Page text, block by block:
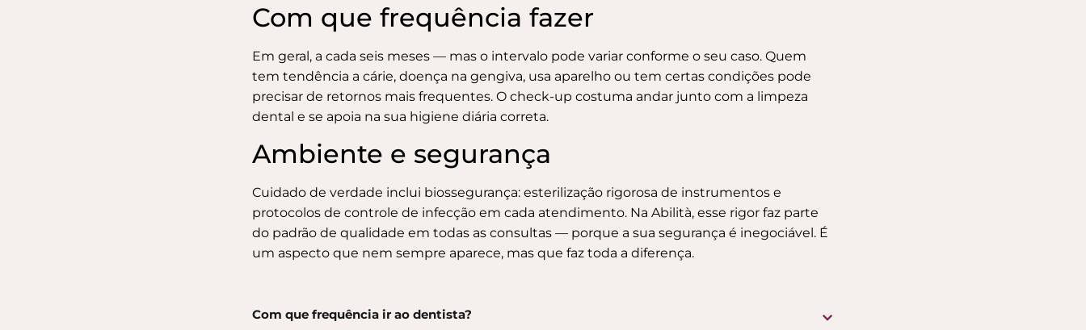
Com que frequência fazer
Em geral, a cada seis meses — mas o intervalo pode variar conforme o seu caso. Quem
tem tendência a cárie, doença na gengiva, usa aparelho ou tem certas condições pode
precisar de retornos mais frequentes. O check-up costuma andar junto com a limpeza
dental e se apoia na sua higiene diária correta.
Ambiente e segurança
Cuidado de verdade inclui biossegurança: esterilização rigorosa de instrumentos e
protocolos de controle de infecção em cada atendimento. Na Abilità, esse rigor faz parte
do padrão de qualidade em todas as consultas — porque a sua segurança é inegociável. É
um aspecto que nem sempre aparece, mas que faz toda a diferença.
Com que frequência ir ao dentista?